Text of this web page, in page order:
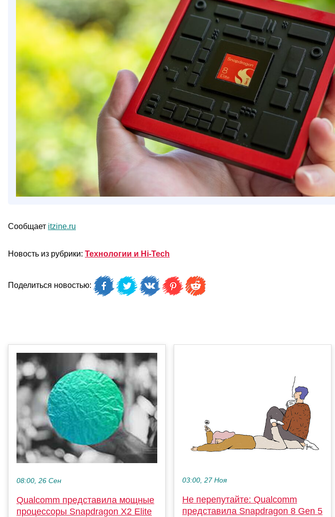
Сообщает itzine.ru
Новость из рубрики: Технологии и Hi-Tech
Поделиться новостью:
08:00, 26 Сен
Qualcomm представила мощные
процессоры Snapdragon X2 Elite
03:00, 27 Ноя
Не перепутайте: Qualcomm
представила Snapdragon 8 Gen 5